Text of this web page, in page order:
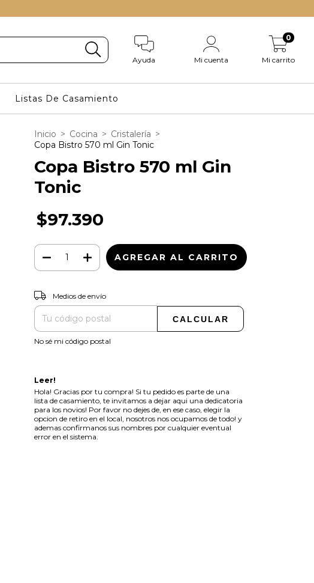
Ayuda Mi cuenta Mi carrito
0
Listas De Casamiento
Inicio > Cocina > Cristalería >
Copa Bistro 570 ml Gin Tonic
Copa Bistro 570 ml Gin
Tonic
$97.390
Entregas para el CP:
Medios de envío
CALCULAR
No sé mi código postal
Leer!
Hola! Gracias por tu compra! Si tu pedido es parte de una
lista de casamiento, te invitamos a dejar aqui una dedicatoria
para los novios! Por favor no dejes de, en ese caso, elegir la
opcion de retiro en el local, nosotros nos ocupamos de todo! y
ademas confirmanos sus nombres por cualquier eventual
error en el sistema.